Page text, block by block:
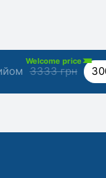
Welcome price
3333 грн